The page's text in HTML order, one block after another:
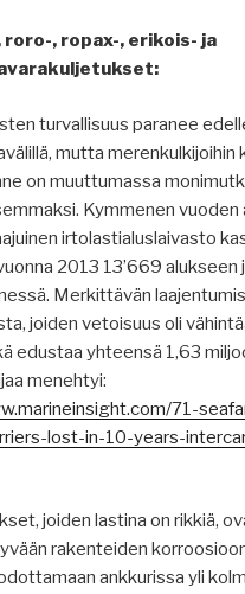
, ropax-, erikois- ja
turvallisuus paranee
mutta merenkulkijoihin
on muuttumassa
Kymmenen vuoden
irtolastialuslaivasto
2013 13’669 alukseen
Merkittävän
joiden vetoisuus oli
edustaa yhteensä 1,63
menehtyi:
71-
lost-in-10-years-
joiden lastina on rikkiä,
rakenteiden
ankkurissa yli